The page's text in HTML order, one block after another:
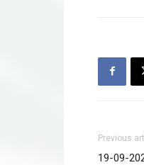
Previous
19-09-